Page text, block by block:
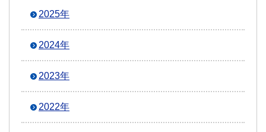
2025年
2024年
2023年
2022年